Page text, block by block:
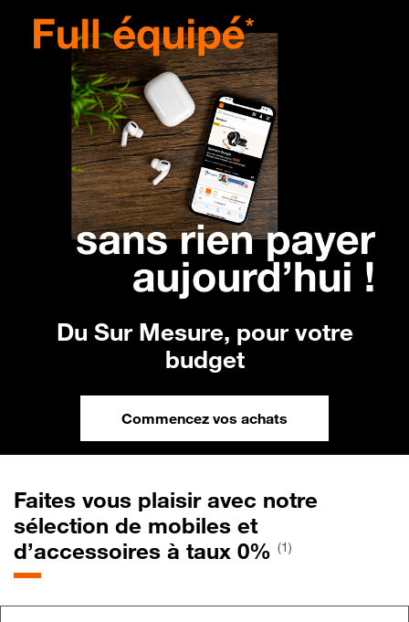
Du Sur Mesure, pour votre
budget
Commencez vos achats
Faites vous plaisir avec notre
sélection de mobiles et
d’accessoires à taux 0% (1)